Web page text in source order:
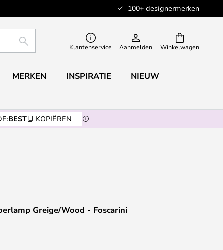
100+ designermerken
Winkelwagen
ZOEKEN Klantenservice Aanmelden
MERKEN INSPIRATIE NIEUW
BEST KOPIËREN
Greige/Wood - Foscarini